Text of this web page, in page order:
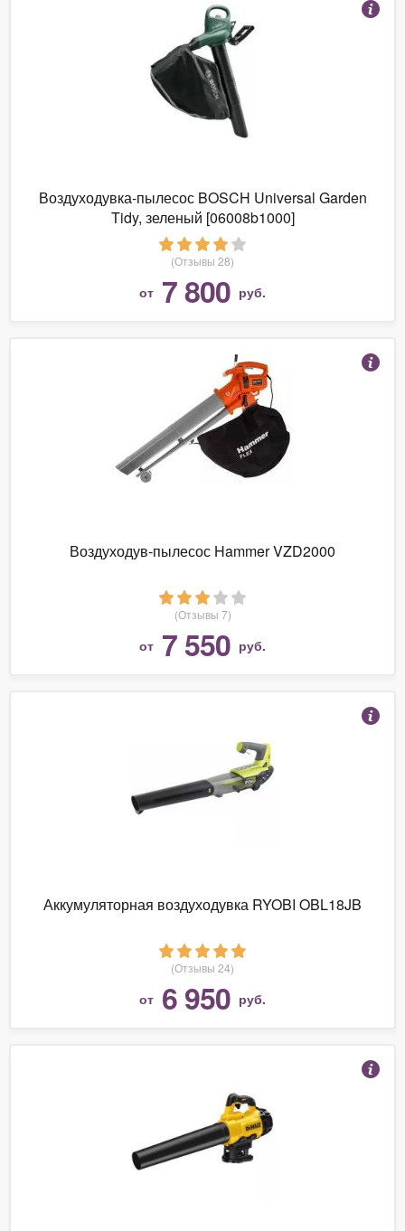
Воздуходувка-пылесос BOSCH Universal Garden
Tidy, зеленый [06008b1000]
(Отзывы 28)
от 7 800 руб.
Воздуходув-пылесос Hammer VZD2000
(Отзывы 7)
от 7 550 руб.
Аккумуляторная воздуходувка RYOBI OBL18JB
(Отзывы 24)
от 6 950 руб.